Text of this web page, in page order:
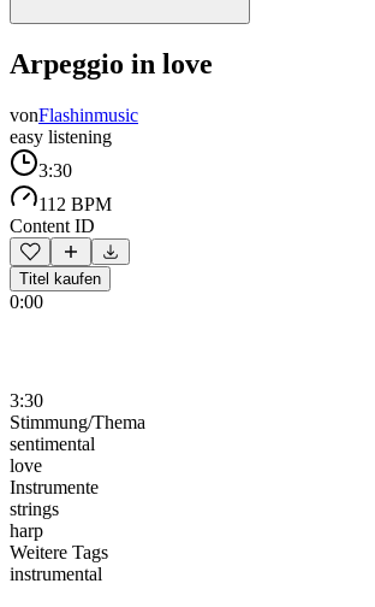
Arpeggio in love
vonFlashinmusic
easy listening
3:30
112 BPM
Content ID
Titel kaufen
0:00
3:30
Stimmung/Thema
sentimental
love
Instrumente
strings
harp
Weitere Tags
instrumental